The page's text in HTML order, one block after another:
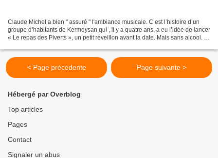
Claude Michel a bien " assuré " l'ambiance musicale. C’est l’histoire d’un
groupe d’habitants de Kermoysan qui , il y a quatre ans, a eu l’idée de lancer
« Le repas des Piverts », un petit réveillon avant la date. Mais sans alcool. Et
< Page précédente Page suivante >
Hébergé par Overblog
Top articles
Pages
Contact
Signaler un abus